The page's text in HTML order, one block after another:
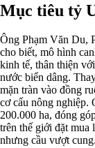
Mục tiêu tỷ
Ông Phạm Văn Du,
cho biết, mô hình
kinh tế, thân thiện
nước biển dâng.
mặn tràn vào đồng
cơ cấu nông nghiệp.
200.000 ha, đóng
trên thế giới đặt mua
nhưng cầu vượt cung.